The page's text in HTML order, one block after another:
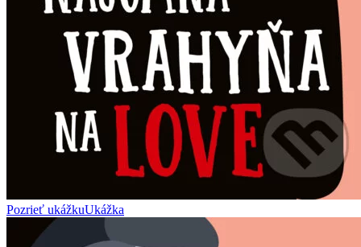
Pozrieť ukážkuUkážka